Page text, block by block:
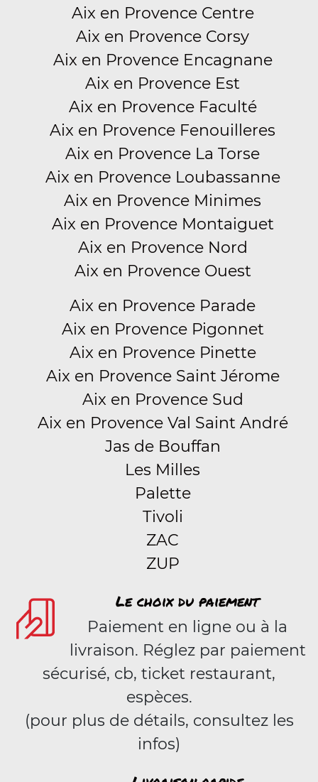
Aix en Provence Centre
Aix en Provence Corsy
Aix en Provence Encagnane
Aix en Provence Est
Aix en Provence Faculté
Aix en Provence Fenouilleres
Aix en Provence La Torse
Aix en Provence Loubassanne
Aix en Provence Minimes
Aix en Provence Montaiguet
Aix en Provence Nord
Aix en Provence Ouest
Aix en Provence Parade
Aix en Provence Pigonnet
Aix en Provence Pinette
Aix en Provence Saint Jérome
Aix en Provence Sud
Aix en Provence Val Saint André
Jas de Bouffan
Les Milles
Palette
Tivoli
ZAC
ZUP
Le choix du paiement
Paiement en ligne ou à la
livraison. Réglez par paiement
sécurisé, cb, ticket restaurant,
espèces.
(pour plus de détails, consultez les
infos)